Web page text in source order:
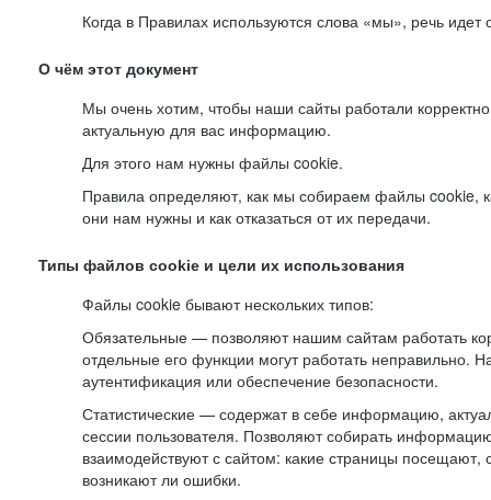
Когда в Правилах используются слова «мы», речь
О чём этот документ
Мы очень хотим, чтобы наши сайты работали
актуальную для вас информацию.
Для этого нам нужны файлы cookie.
Правила определяют, как мы собираем файлы cookie,
они нам нужны и как отказаться от их передачи.
Типы файлов cookie и цели их использования
Файлы cookie бывают нескольких типов:
Обязательные — позволяют нашим сайтам работать
отдельные его функции могут работать неправильно.
аутентификация или обеспечение безопасности.
Статистические — содержат в себе информацию,
сессии пользователя. Позволяют собирать
взаимодействуют с сайтом: какие страницы посещают,
возникают ли ошибки.